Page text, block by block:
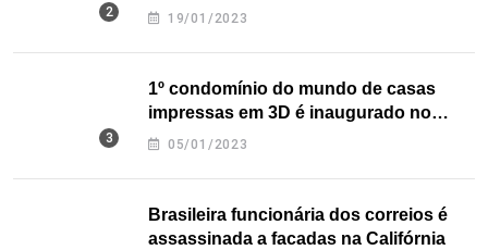
nos EUA
19/01/2023
1º condomínio do mundo de casas
impressas em 3D é inaugurado no
Texas
05/01/2023
Brasileira funcionária dos correios é
assassinada a facadas na Califórnia